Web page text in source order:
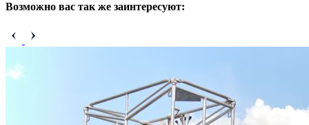
Возможно вас так же заинтересуют: